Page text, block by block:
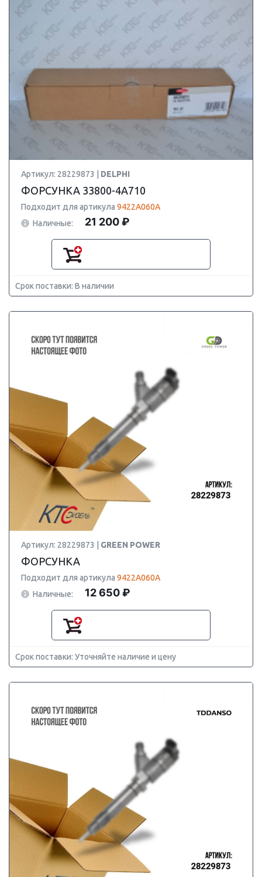
Артикул: 28229873 | DELPHI
ФОРСУНКА 33800-4A710
Подходит для артикула 9422A060A
Наличные:
21 200 ₽
Срок поставки: В наличии
Артикул: 28229873 | GREEN POWER
ФОРСУНКА
Подходит для артикула 9422A060A
Наличные:
12 650 ₽
Срок поставки: Уточняйте наличие и цену